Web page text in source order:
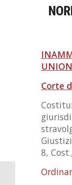
Corte
8,
AFFIDO